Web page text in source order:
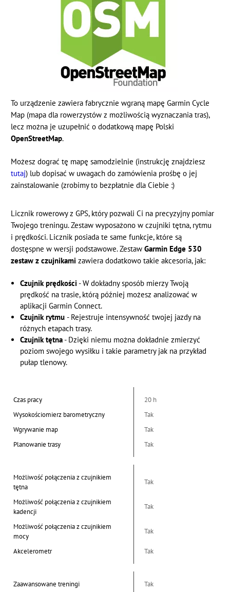
To urządzenie zawiera fabrycznie wgraną mapę Garmin Cycle
Map (mapa dla rowerzystów z możliwością wyznaczania tras),
lecz można je uzupełnić o dodatkową mapę Polski
OpenStreetMap.
Możesz dograć tę mapę samodzielnie (instrukcję znajdziesz
tutaj) lub dopisać w uwagach do zamówienia prośbę o jej
zainstalowanie (zrobimy to bezpłatnie dla Ciebie :)
Licznik rowerowy z GPS, który pozwali Ci na precyzyjny pomiar
Twojego treningu. Zestaw wyposażono w czujniki tętna, rytmu
i prędkości. Licznik posiada te same funkcje, które są
dostęspne w wersji podstawowe. ZestawGarmin Edge 530
zestaw z czujnikamizawiera dodatkowo takie akcesoria, jak:
Czujnik prędkości - W dokładny sposób mierzy Twoją
prędkość na trasie, którą później możesz analizować w
aplikacji Garmin Connect.
Czujnik rytmu - Rejestruje intensywność twojej jazdy na
różnych etapach trasy.
Czujnik tętna- Dzięki niemu można dokładnie zmierzyć
poziom swojego wysiłku i takie parametry jak na przykład
pułap tlenowy.
Czas pracy
20 h
Wysokościomierz barometryczny
Tak
Wgrywanie map
Tak
Planowanie trasy
Tak
Możliwość połączenia z czujnikiem
tętna
Tak
Możliwość połączenia z czujnikiem
kadencji
Tak
Możliwość połączenia z czujnikiem
mocy
Tak
Akcelerometr Tak
Zaawansowane treningi Tak